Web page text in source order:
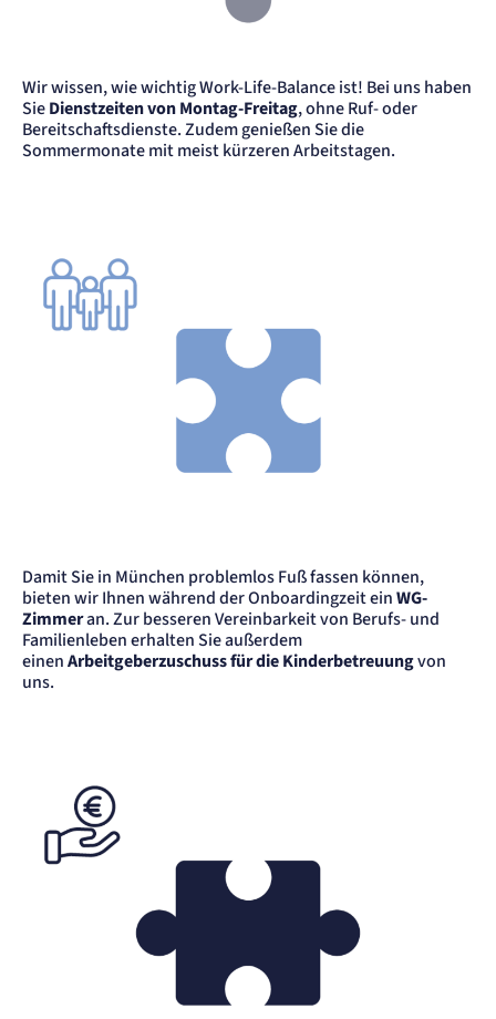
Wir wissen, wie wichtig Work-Life-Balance ist! Bei uns haben
SieDienstzeiten von Montag-Freitag, ohne Ruf- oder
Bereitschaftsdienste. Zudem genießen Sie die
Sommermonate mit meist kürzeren Arbeitstagen.
Damit Sie in München problemlos Fuß fassen können,
bieten wir Ihnen während der Onboardingzeit einWG-
Zimmeran. Zur besseren Vereinbarkeit von Berufs- und
Familienleben erhalten Sie außerdem
einenArbeitgeberzuschuss für die Kinderbetreuungvon
uns.
matelso GmbH
Zweck:
Speichert die User-ID. Hierdurch wird fgestgelegt, welche Rufnummer(n) der Nutzer
angezeigt bekommt.
Name:
mat_ep
Anbieter:
matelso GmbH
Registriert den initialen Einstiegspunkt des Nutzers auf unserer Webseite.
Zweck:
Cookie Erkennung
Cookie Laufzeit:
2 Jahre
etracker GmbH
Zweck:
Es erlaubt eTracker Cookies zu setzen.
Cookie Laufzeit:
480 Tage
etracker Analytics